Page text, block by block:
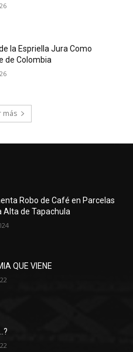
la Espriella Jura Como
de Colombia
más
Robo de Café en Parcelas
Alta de Tapachula
QUE VIENE